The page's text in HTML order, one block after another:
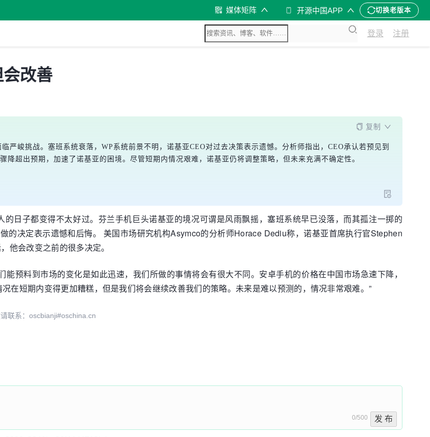
媒体矩阵 开源中国APP 切换老版本
登录 注册
改善
复制
严峻挑战。塞班系统衰落，WP系统前景不明，诺基亚CEO对过去决策表示遗憾。分析师指出，CEO承认若预见到
降超出预期，加速了诺基亚的困境。尽管短期内情况艰难，诺基亚仍将调整策略，但未来充满不确定性。
日子都变得不太好过。芬兰手机巨头诺基亚的境况可谓是风雨飘摇，塞班系统早已没落，而其孤注一掷的
的决定表示遗憾和后悔。 美国市场研究机构Asymco的分析师Horace Dediu称，诺基亚首席执行官Stephen
他会改变之前的很多决定。
预料到市场的变化是如此迅速，我们所做的事情将会有很大不同。安卓手机的价格在中国市场急速下降，
在短期内变得更加糟糕，但是我们将会继续改善我们的策略。未来是难以预测的，情况非常艰难。”
联系：oscbianji#oschina.cn
0/500 发 布